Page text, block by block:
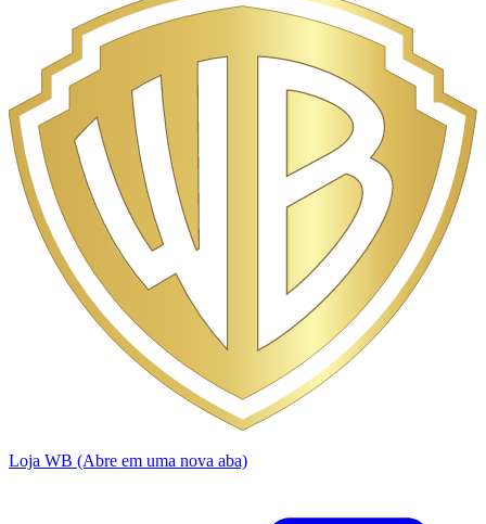
Loja WB (Abre em uma nova aba)